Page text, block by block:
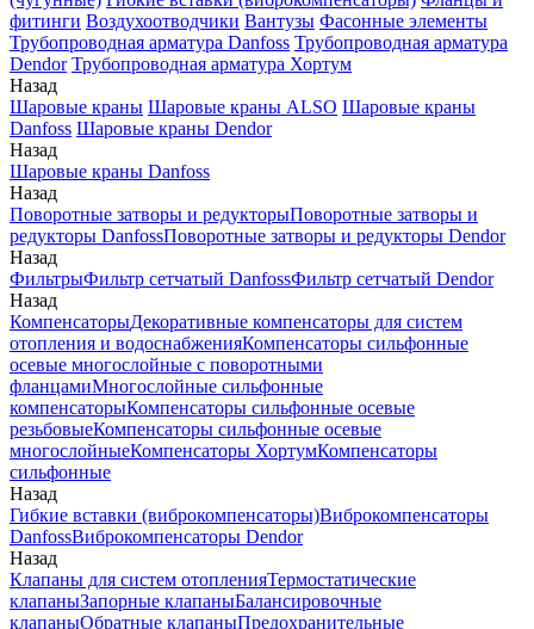
фитинги Воздухоотводчики Вантузы Фасонные элементы
Трубопроводная арматура Danfoss Трубопроводная арматура
Dendor Трубопроводная арматура Хортум
Назад
Шаровые краны Шаровые краны ALSO Шаровые краны
Danfoss Шаровые краны Dendor
Назад
Шаровые краны Danfoss
Назад
Поворотные затворы и редукторыПоворотные затворы и
редукторы DanfossПоворотные затворы и редукторы Dendor
Назад
ФильтрыФильтр сетчатый DanfossФильтр сетчатый Dendor
Назад
КомпенсаторыДекоративные компенсаторы для систем
отопления и водоснабженияКомпенсаторы сильфонные
осевые многослойные с поворотными
фланцамиМногослойные сильфонные
компенсаторыКомпенсаторы сильфонные осевые
резьбовыеКомпенсаторы сильфонные осевые
многослойныеКомпенсаторы ХортумКомпенсаторы
сильфонные
Назад
Гибкие вставки (виброкомпенсаторы)Виброкомпенсаторы
DanfossВиброкомпенсаторы Dendor
Назад
Клапаны для систем отопленияТермостатические
клапаныЗапорные клапаныБалансировочные
клапаныОбратные клапаныПредохранительные